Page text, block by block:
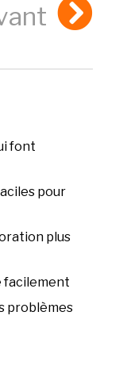
font
pour
plus
facilement
problèmes